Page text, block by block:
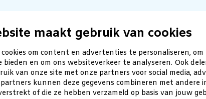
maakt gebruik van cookies
om content en advertenties te personaliseren,
bieden en om ons websiteverkeer te analyseren. Ook
van onze site met onze partners voor social media,
partners kunnen deze gegevens combineren met andere
of die ze hebben verzameld op basis van jouw